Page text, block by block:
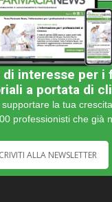
interesse per i
a portata di
la tua
professionisti che già
ALLA NEWSLETTER